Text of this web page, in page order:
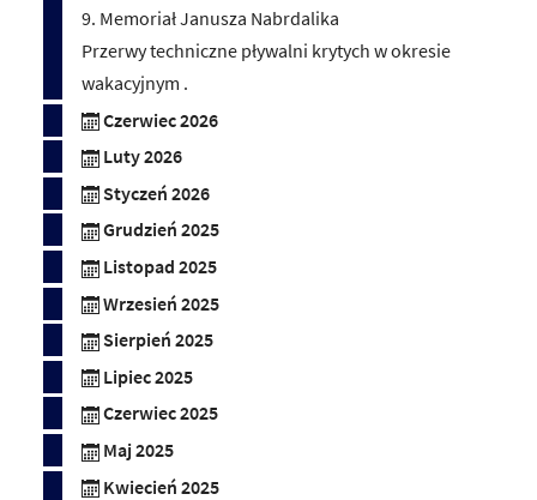
9. Memoriał Janusza Nabrdalika
Przerwy techniczne pływalni krytych w okresie
wakacyjnym .
Czerwiec 2026
Luty 2026
Styczeń 2026
Grudzień 2025
Listopad 2025
Wrzesień 2025
Sierpień 2025
Lipiec 2025
Czerwiec 2025
Maj 2025
Kwiecień 2025